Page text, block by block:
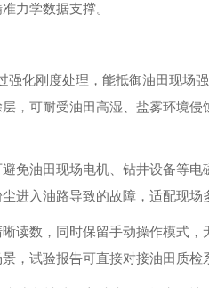
力学数据支撑。
强化刚度处理，能抵御油田现场
，可耐受油田高湿、盐雾环境侵
免油田现场电机、钻井设备等电
进入油路导致的故障，适配现场
读数，同时保留手动操作模式，
，试验报告可直接对接油田质检